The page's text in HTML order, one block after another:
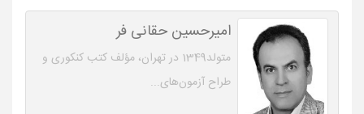
امیرحسین حقانی فر
متولد1349 در تهران، مؤلف کتب کنکوری و
طراح آزمون‌های...